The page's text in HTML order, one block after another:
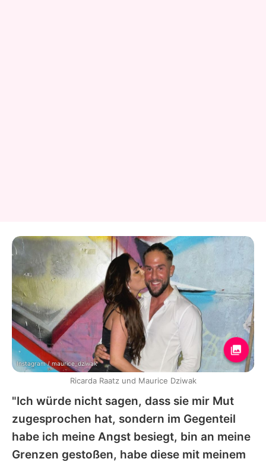
"Ich würde nicht sagen, dass sie mir Mut
zugesprochen hat, sondern im Gegenteil
habe ich meine Angst besiegt, bin an meine
Grenzen gestoßen, habe diese mit meinem
Instagram / maurice_dziwak
Ricarda Raatz und Maurice Dziwak